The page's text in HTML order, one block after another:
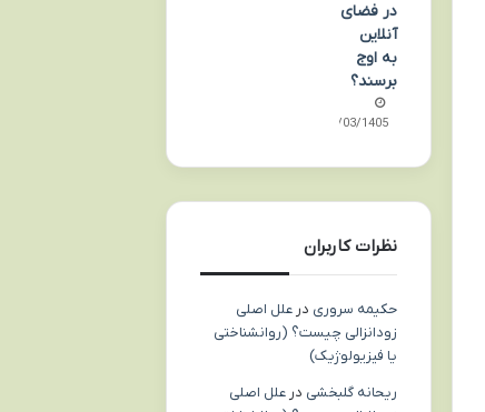
در فضای
آنلاین
به اوج
برسند؟
16/03/1405
نظرات کاربران
حکیمه سروری در علل اصلی
زودانزالی چیست؟ (روانشناختی
یا فیزیولوژیک)
ریحانه گلبخشی در علل اصلی